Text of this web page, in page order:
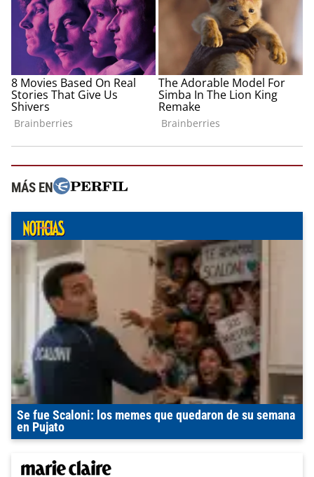
MÁS EN
Se fue Scaloni: los memes que quedaron de su semana
en Pujato